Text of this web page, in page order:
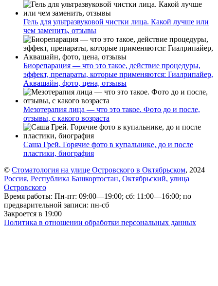
Гель для ультразвуковой чистки лица. Какой лучше или
чем заменить, отзывы
Биорепарация — что это такое, действие процедуры,
эффект, препараты, которые применяются: Гиалрипайер,
Аквашайн, фото, цена, отзывы
Мезотерапия лица — что это такое. Фото до и после,
отзывы, с какого возраста
Саша Грей. Горячие фото в купальнике, до и после
пластики, биография
© Стоматология на улице Островского в Октябрьском, 2024
Россия, Республика Башкортостан, Октябрьский, улица
Островского
Время работы: Пн-пт: 09:00—19:00; сб: 11:00—16:00; по
предварительной записи: пн-сб
Закроется в 19:00
Политика в отношении обработки персональных данных